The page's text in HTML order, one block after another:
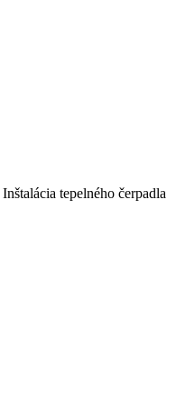
Inštalácia tepelného čerpadla